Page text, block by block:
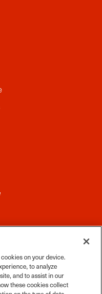
on your device.
to analyze
and to assist in our
these cookies collect